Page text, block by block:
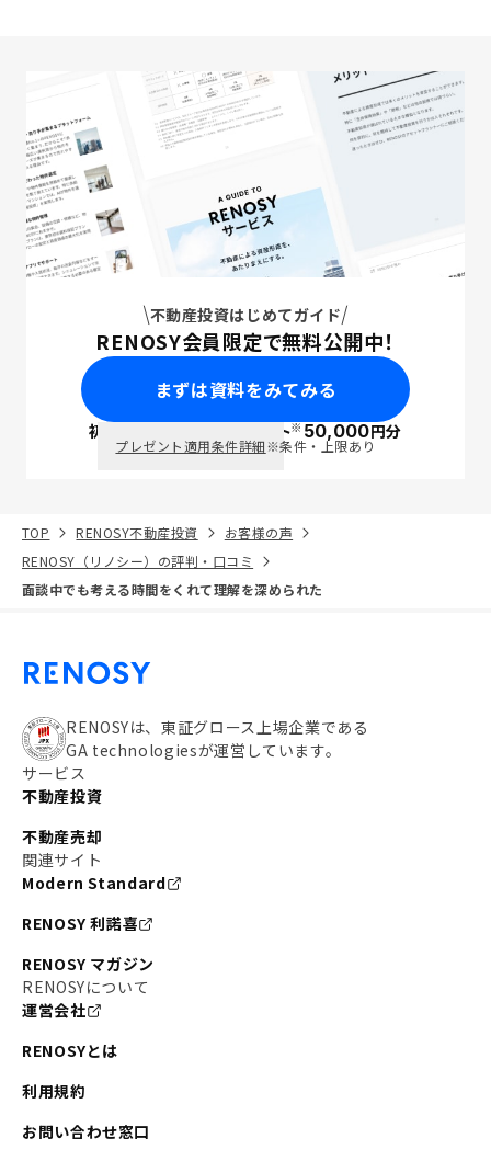
不動産投資はじめてガイド
RENOSY会員限定で無料公開中！
まずは資料をみてみる
初回面談で ポイント※50,000円分
プレゼント適用条件詳細※条件・上限あり
TOP RENOSY不動産投資
お客様の声
RENOSY（リノシー）の評判・口コミ
面談中でも考える時間をくれて理解を深められた
RENOSYは、東証グロース上場企業である
GA technologiesが運営しています。
サービス
不動産投資
不動産売却
関連サイト
Modern Standard
RENOSY 利諾喜
RENOSY マガジン
RENOSYについて
運営会社
RENOSYとは
利用規約
お問い合わせ窓口